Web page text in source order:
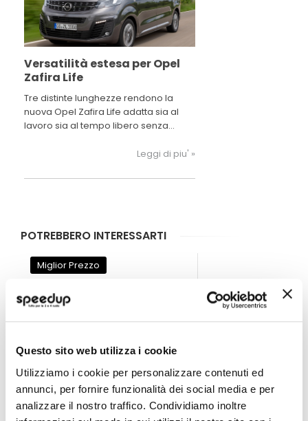
Questo sito web utilizza i cookie
Utilizziamo i cookie per personalizzare contenuti ed
annunci, per fornire funzionalità dei social media e per
analizzare il nostro traffico. Condividiamo inoltre
Versatilità estesa per Opel
Zafira Life
Tre distinte lunghezze rendono la
nuova Opel Zafira Life adatta sia al
lavoro sia al tempo libero senza
Leggi di piu' »
POTREBBERO INTERESSARTI
Miglior Prezzo